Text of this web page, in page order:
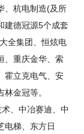
、杭电制造(及所
建德冠源5个成套
全集团、恒炫电
、重庆金华、索
霍立克电气、安
金冠等。
术、中冶赛迪、中
电梯、东方日